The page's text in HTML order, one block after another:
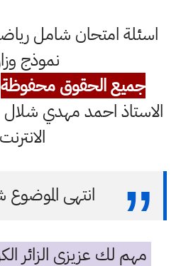
اسئلة امتحان شامل
نموذج
جميع الحقوق محفوظة
الاستاذ احمد مهدي
الانترنت
انتهى
مهم لك عزيزي الزائر